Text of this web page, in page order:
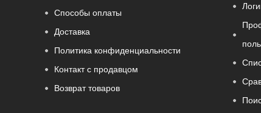
Способы оплаты
Доставка
Политика конфиденциальности
Контакт с продавцом
Возврат товаров